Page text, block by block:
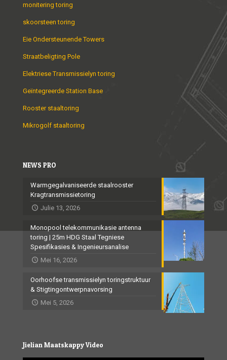
monitering toring
skoorsteen toring
Eie Ondersteunende Towers
Straatbeligting Pole
Elektriese Transmissielyn toring
Geïntegreerde Station Base
Rooster staaltoring
Mikrogolf staaltoring
NEWS PRO
Warmgegalvaniseerde staalrooster
Kragtransmissietoring
Julie 13, 2026
Monopool telekommunikasie antenna
toring | 25m HDG Staal Tegniese
Spesifikasies & Ingenieursanalise
Mei 16, 2026
Oorhoofse transmissielyn toringstruktuur
& Stigtingontwerpnavorsing
Mei 5, 2026
Jielian Maatskappy Video